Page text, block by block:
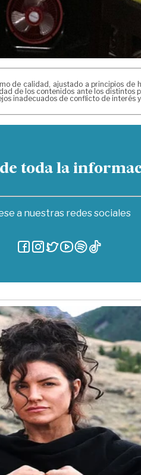
de calidad, ajustado a principios
de los contenidos ante los
inadecuados de conflicto de
toda la
a nuestras redes sociales